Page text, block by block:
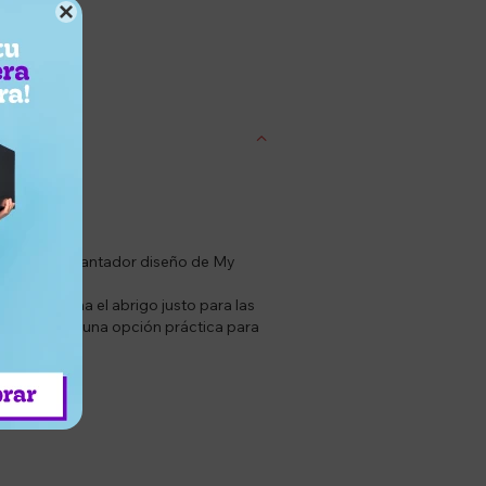

un encantador diseño de My
el abrigo justo para las
en una opción práctica para